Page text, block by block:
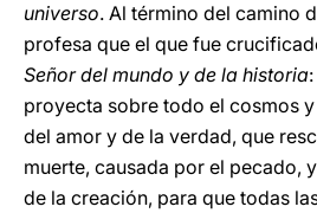
universo. Al término del camino
profesa que el que fue
Señor del mundo y de la historia
proyecta sobre todo el cosmos
del amor y de la verdad, que
muerte, causada por el pecado,
de la creación, para que todas